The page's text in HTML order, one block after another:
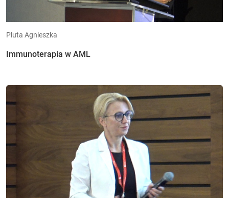
Pluta Agnieszka
Immunoterapia w AML